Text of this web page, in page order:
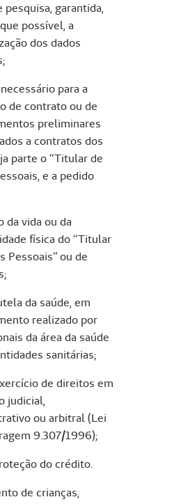
pesquisa, garantida,
possível, a
dos dados
para a
de contrato ou de
preliminares
a contratos dos
parte o “Titular de
e a pedido
da vida ou da
física do “Titular
Pessoais” ou de
da saúde, em
realizado por
da área da saúde
sanitárias;
de direitos em
judicial,
ou arbitral (Lei
9.307/1996);
do crédito.
de crianças,